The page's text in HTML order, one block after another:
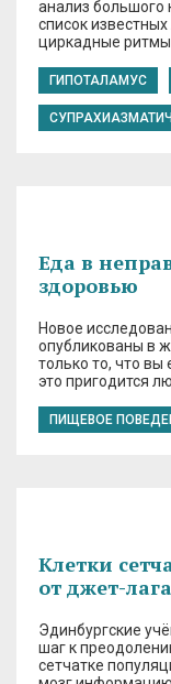
анализ большого
список
циркадные ритмы
ГИПОТАЛАМУС
Еда в
здоровью
Новое
опубликованы в
только то, что вы
это пригодится
ПИЩЕВОЕ
Клетки
от джет-лага
Эдинбургские
шаг к
сетчатке